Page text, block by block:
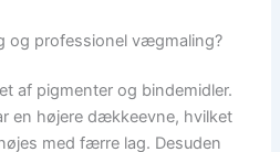
og professionel vægmaling?
af pigmenter og bindemidler.
en højere dækkeevne, hvilket
med færre lag. Desuden